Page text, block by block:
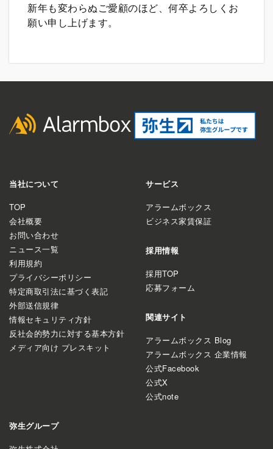
新年も変わらぬご愛顧のほど、何卒よろしくお
願い申し上げます。
当社について
TOP
会社概要
お問い合わせ
ニュース一覧
利用規約
プライバシーポリシー
特定商取引法に基づく表記
外部送信規律
情報セキュリティ方針
反社会的勢力に対する基本方針
メディア向け プレスキット
サービス
アラームボックス
ビジネス家賃保証
採用情報
採用TOP
応募フォーム
関連サイト
アラームボックス Blog
アラームボックス 企業情報
公式Facebook
公式X
公式note
弥生グループ